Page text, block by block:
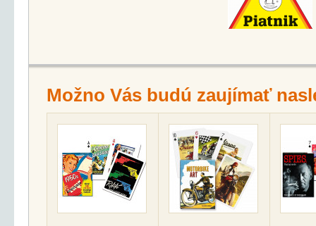
Možno Vás budú zaujímať